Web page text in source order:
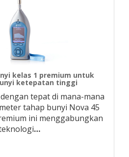
kelas 1 premium untuk
ketepatan tinggi
tepat di mana-mana
tahap bunyi Nova 45
ini menggabungkan
…